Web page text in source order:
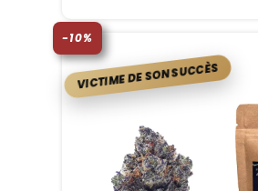
-10%
VICTIME DE SON SUCCÈS